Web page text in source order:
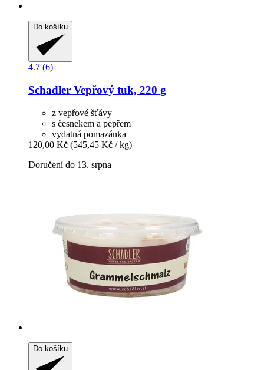
Do košíku
4.7 (6)
Schadler Vepřový tuk, 220 g
z vepřové šťávy
s česnekem a pepřem
vydatná pomazánka
120,00 Kč (545,45 Kč / kg)
Doručení do 13. srpna
Do košíku